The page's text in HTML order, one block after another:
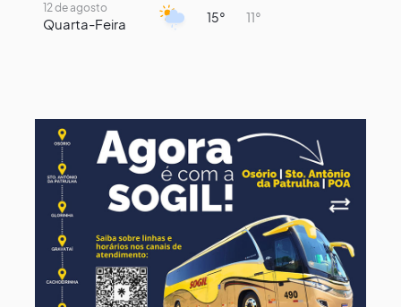
12 de agosto
Quarta-Feira 15° 11°
Sexta-Feira 17° 15°
15 de agosto
Sábado 21° 17°
16 de agosto
Domingo 23° 17°